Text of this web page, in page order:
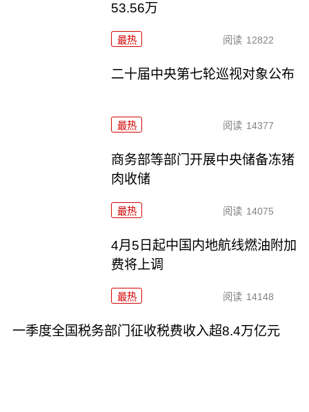
53.56万
最热 阅读 12822
二十届中央第七轮巡视对象公布
最热 阅读 14377
商务部等部门开展中央储备冻猪
肉收储
最热 阅读 14075
4月5日起中国内地航线燃油附加
费将上调
最热 阅读 14148
一季度全国税务部门征收税费收入超8.4万亿元